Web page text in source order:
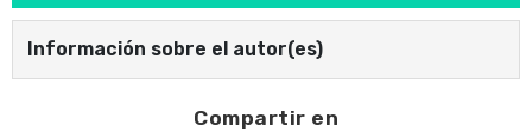
Información sobre el autor(es)
Compartir en